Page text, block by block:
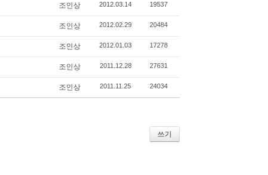
조인상 2012.03.14 19537
조인상 2012.02.29 20484
조인상 2012.01.03 17278
조인상 2011.12.28 27631
조인상 2011.11.25 24034
쓰기